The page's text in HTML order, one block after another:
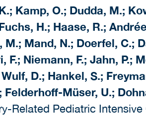
Kamp, O.; Dudda, M.;
H.; Haase, R.;
Mand, N.; Doerfel, C.;
Niemann, F.; Jahn, P.;
D.; Hankel, S.;
Müser, U.;
Related Pediatric